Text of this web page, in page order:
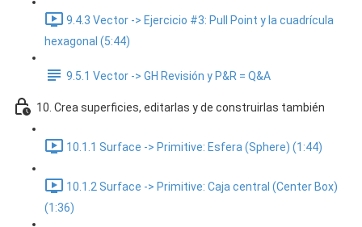
9.4.3 Vector -> Ejercicio #3: Pull Point y la cuadrícula
hexagonal (5:44)
9.5.1 Vector -> GH Revisión y P&R = Q&A
10. Crea superficies, editarlas y de construirlas también
10.1.1 Surface -> Primitive: Esfera (Sphere) (1:44)
10.1.2 Surface -> Primitive: Caja central (Center Box)
(1:36)